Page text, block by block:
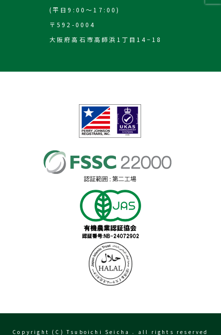
(平日9:00～17:00)
〒592-0004
大阪府高石市高師浜1丁目14−18
Copyright (C) Tsuboichi Seicha . all rights reserved